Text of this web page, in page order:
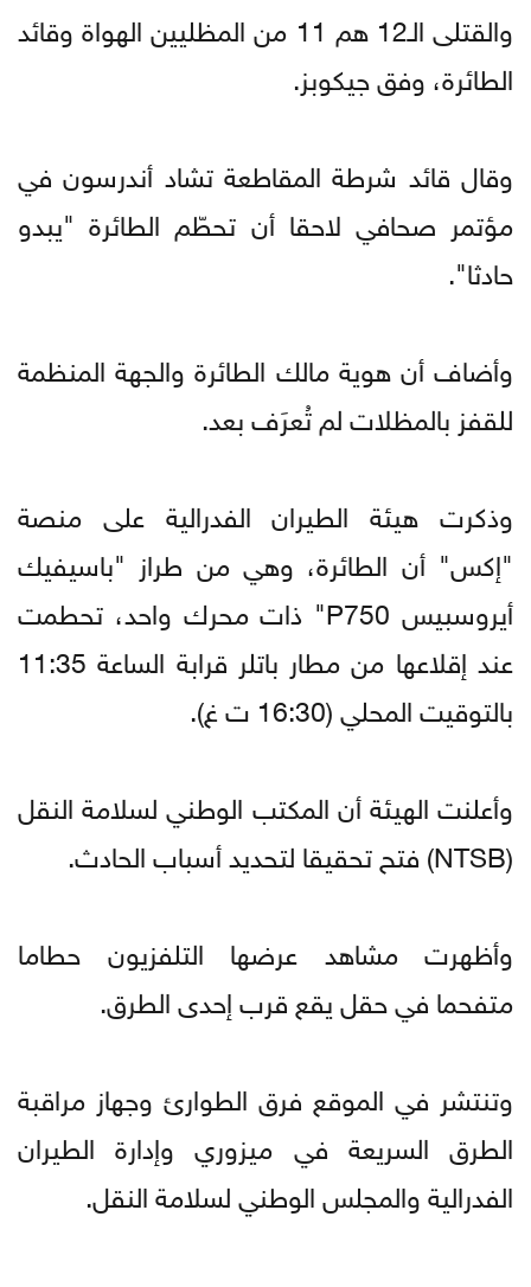
والقتلى الـ12 هم 11 من المظليين الهواة وقائد
الطائرة، وفق جيكوبز.
وقال قائد شرطة المقاطعة تشاد أندرسون في
مؤتمر صحافي لاحقا أن تحطّم الطائرة "يبدو
حادثا".
وأضاف أن هوية مالك الطائرة والجهة المنظمة
للقفز بالمظلات لم تُعرَف بعد.
وذكرت هيئة الطيران الفدرالية على منصة
"إكس" أن الطائرة، وهي من طراز "باسيفيك
أيروسبيس P750" ذات محرك واحد، تحطمت
عند إقلاعها من مطار باتلر قرابة الساعة 11:35
بالتوقيت المحلي (16:30 ت غ).
وأعلنت الهيئة أن المكتب الوطني لسلامة النقل
(NTSB) فتح تحقيقا لتحديد أسباب الحادث.
وأظهرت مشاهد عرضها التلفزيون حطاما
متفحما في حقل يقع قرب إحدى الطرق.
وتنتشر في الموقع فرق الطوارئ وجهاز مراقبة
الطرق السريعة في ميزوري وإدارة الطيران
الفدرالية والمجلس الوطني لسلامة النقل.